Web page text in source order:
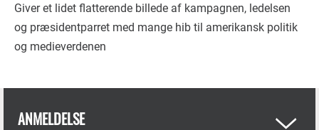
Giver et lidet flatterende billede af kampagnen, ledelsen
og præsidentparret med mange hib til amerikansk politik
og medieverdenen
ANMELDELSE